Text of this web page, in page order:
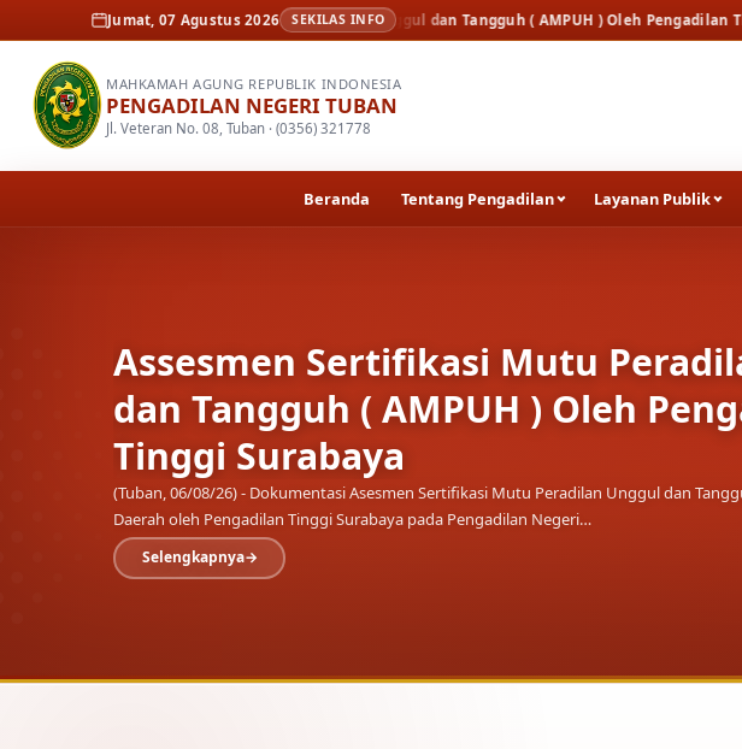
Jumat, 07 Agustus 2026 SEKILAS INFO
Sertifikasi Mutu Peradilan Unggul dan Tangguh ( AMPUH ) Oleh Pengadilan Tinggi Surabaya
MAHKAMAH AGUNG REPUBLIK INDONESIA
PENGADILAN NEGERI TUBAN
Jl. Veteran No. 08, Tuban · (0356) 321778
Beranda Tentang Pengadilan Layanan Publik
Kenal Pamit Kapolresta Tuban
Setiap masa ada orangnya, setiap orang ada masanya
Pamit Kapolresta Tuban di Pendopo Kab.…
Selengkapnya